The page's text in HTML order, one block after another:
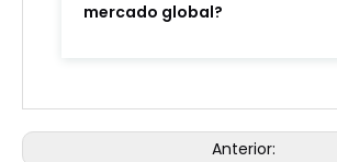
mercado global?
Anterior: